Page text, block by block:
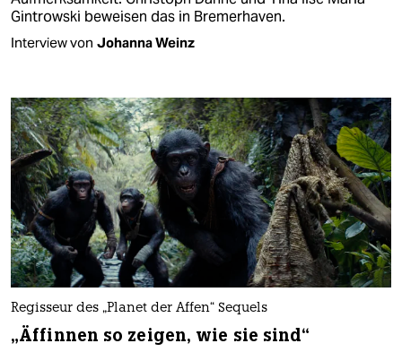
Gintrowski beweisen das in Bremerhaven.
Interview von Johanna Weinz
Regisseur des „Planet der Affen“ Sequels
„Äffinnen so zeigen, wie sie sind“